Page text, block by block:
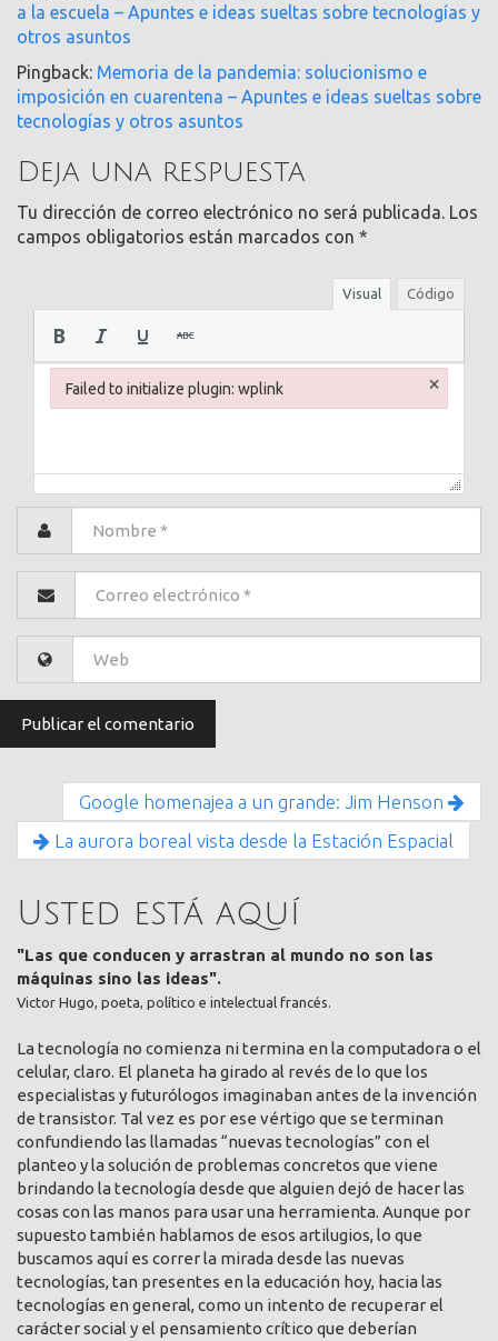
a la escuela – Apuntes e ideas sueltas sobre tecnologí­as y
otros asuntos
Pingback: Memoria de la pandemia: solucionismo e
imposición en cuarentena – Apuntes e ideas sueltas sobre
tecnologías y otros asuntos
Deja una respuesta
Tu dirección de correo electrónico no será publicada. Los
campos obligatorios están marcados con *
Visual Código
Google homenajea a un grande: Jim Henson
La aurora boreal vista desde la Estación Espacial
Usted está aquí
"Las que conducen y arrastran al mundo no son las
máquinas sino las ideas".
Victor Hugo, poeta, político e intelectual francés.
La tecnología no comienza ni termina en la computadora o el
celular, claro. El planeta ha girado al revés de lo que los
especialistas y futurólogos imaginaban antes de la invención
de transistor. Tal vez es por ese vértigo que se terminan
confundiendo las llamadas “nuevas tecnologías” con el
planteo y la solución de problemas concretos que viene
brindando la tecnología desde que alguien dejó de hacer las
cosas con las manos para usar una herramienta. Aunque por
supuesto también hablamos de esos artilugios, lo que
buscamos aquí es correr la mirada desde las nuevas
tecnologías, tan presentes en la educación hoy, hacia las
tecnologías en general, como un intento de recuperar el
carácter social y el pensamiento crítico que deberían
Failed to initialize plugin: wplink ×
Failed to initialize plugin: wplink